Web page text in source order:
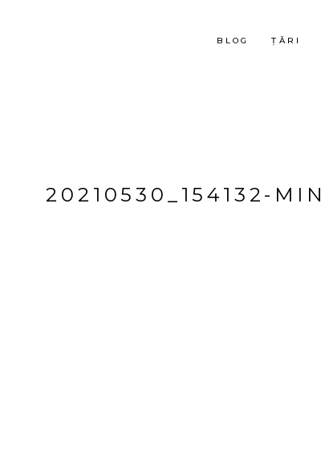
BLOG ȚĂRI
20210530_154132-MIN